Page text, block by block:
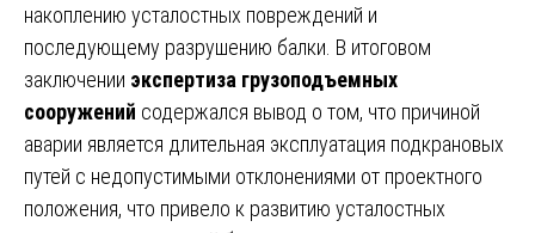
накоплению усталостных повреждений и
последующему разрушению балки. В итоговом
заключении экспертиза грузоподъемных
сооружений содержался вывод о том, что причиной
аварии является длительная эксплуатация подкрановых
путей с недопустимыми отклонениями от проектного
положения, что привело к развитию усталостных